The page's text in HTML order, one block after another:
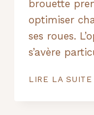
brouette
optimiser
ses roues.
s’avère
LIRE LA SUITE